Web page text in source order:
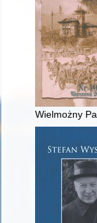
Wielmożny